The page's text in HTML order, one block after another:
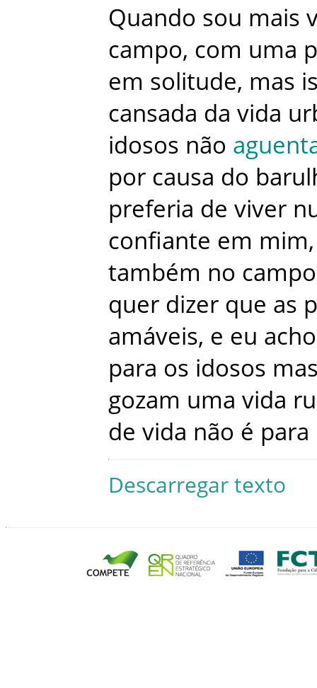
Quando sou mais
campo, com uma
em solitude, mas
cansada da vida
idosos não
por causa do
preferia de viver
confiante em mim,
também no campo
quer dizer que as
amáveis, e eu acho
para os idosos
gozam uma vida
de vida não é para
Descarregar texto